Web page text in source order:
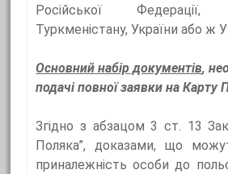
Російської Федерації,
Туркменістану, України або ж
Основний набір документів,
подачі повної заявки на Карту
Згідно з абзацом 3 ст. 13
Поляка”, доказами, що
приналежність особи до